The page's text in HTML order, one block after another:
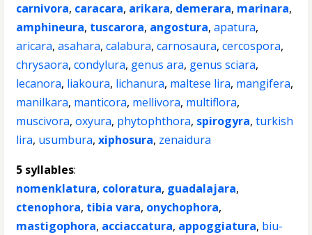
carnivora, caracara, arikara, demerara, marinara,
amphineura, tuscarora, angostura,apatura,
aricara,asahara,calabura,carnosaura,cercospora,
chrysaora,condylura, genus ara, genus sciara,
lecanora, liakoura, lichanura, maltese lira, mangifera,
manilkara, manticora, mellivora, multiflora,
muscivora,oxyura, phytophthora, spirogyra,turkish
lira, usumbura,xiphosura, zenaidura
5 syllables:
nomenklatura, coloratura, guadalajara,
ctenophora, tibia vara, onychophora,
mastigophora, acciaccatura, appoggiatura, biu-